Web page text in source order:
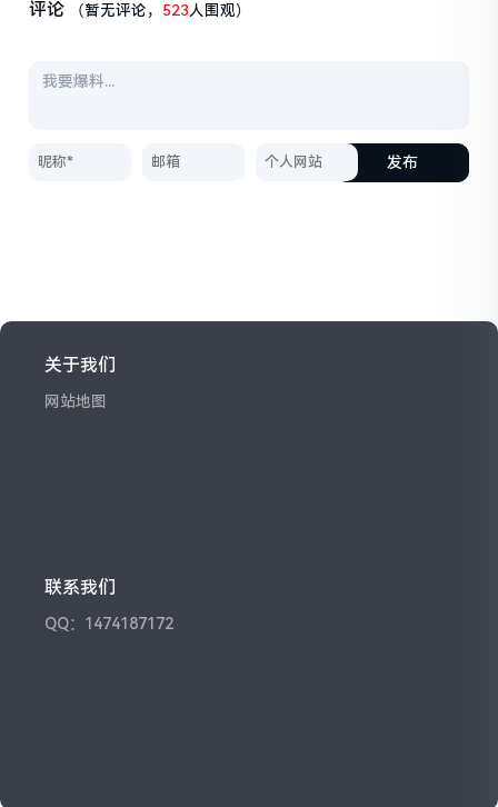
评论 （暂无评论， 523人围观）
发布
关于我们
网站地图
联系我们
QQ：1474187172